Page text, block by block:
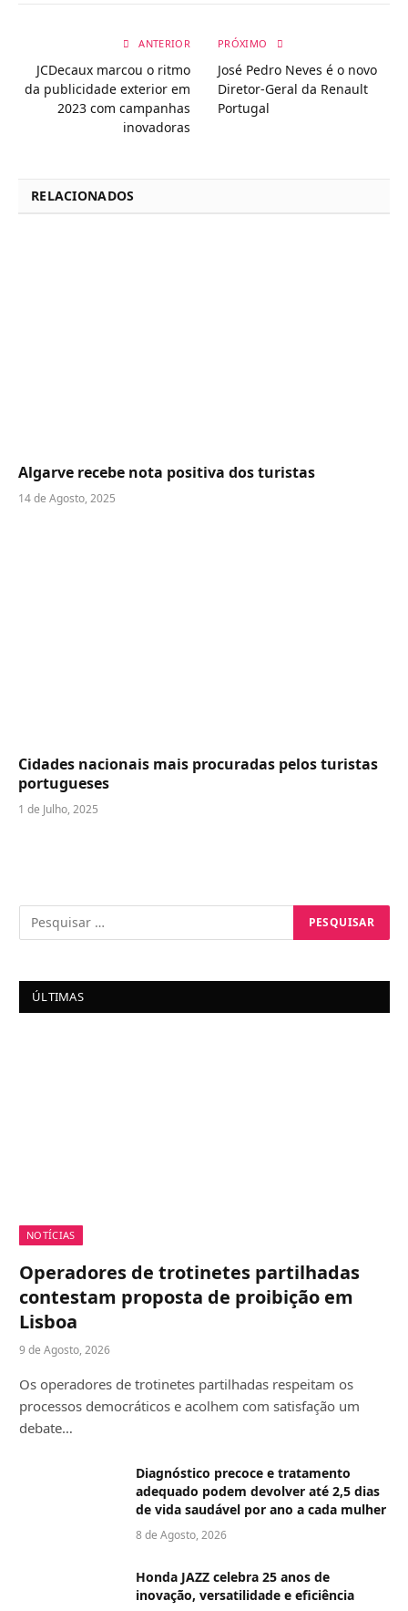
ANTERIOR
JCDecaux marcou o ritmo
da publicidade exterior em
2023 com campanhas
inovadoras
PRÓXIMO
José Pedro Neves é o novo
Diretor-Geral da Renault
Portugal
RELACIONADOS
Algarve recebe nota positiva dos turistas
14 de Agosto, 2025
Cidades nacionais mais procuradas pelos turistas
portugueses
1 de Julho, 2025
ÚLTIMAS
NOTÍCIAS
Operadores de trotinetes partilhadas
contestam proposta de proibição em
Lisboa
9 de Agosto, 2026
Os operadores de trotinetes partilhadas respeitam os
processos democráticos e acolhem com satisfação um
debate…
Diagnóstico precoce e tratamento
adequado podem devolver até 2,5 dias
de vida saudável por ano a cada mulher
8 de Agosto, 2026
Honda JAZZ celebra 25 anos de
inovação, versatilidade e eficiência